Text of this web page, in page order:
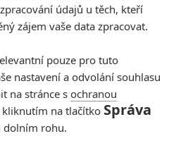
Snímek je zasazený do období
americké občanské války a jeho
příběh je založen na skutečné
postavě farmáře Newtona
Knighta (Matthew
McConaughey), který patřil
oficiálně k jižanům, ale nefandil
otroctví a na druhou stranu se
mu nechtělo přidávat. Proto se
údajů u těch, kteří
zájem vaše data zpracovat.
pouze pro tuto
nastavení a odvolání souhlasu
na stránce s ochranou
kliknutím na tlačítko Správa
dolním rohu.